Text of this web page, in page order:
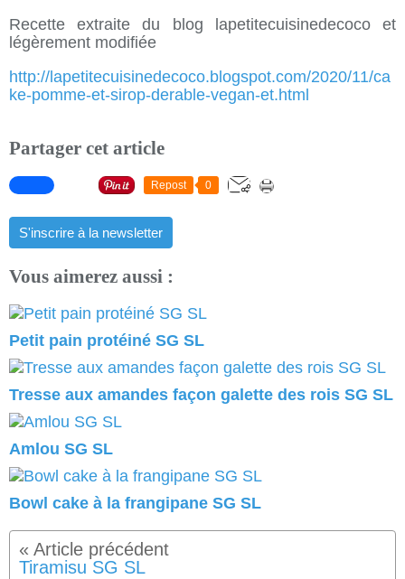
Recette extraite du blog lapetitecuisinedecoco et
légèrement modifiée
http://lapetitecuisinedecoco.blogspot.com/2020/11/ca
ke-pomme-et-sirop-derable-vegan-et.html
Partager cet article
Repost 0
S'inscrire à la newsletter
Vous aimerez aussi :
Petit pain protéiné SG SL
Tresse aux amandes façon galette des rois SG SL
Amlou SG SL
Bowl cake à la frangipane SG SL
Tiramisu SG SL